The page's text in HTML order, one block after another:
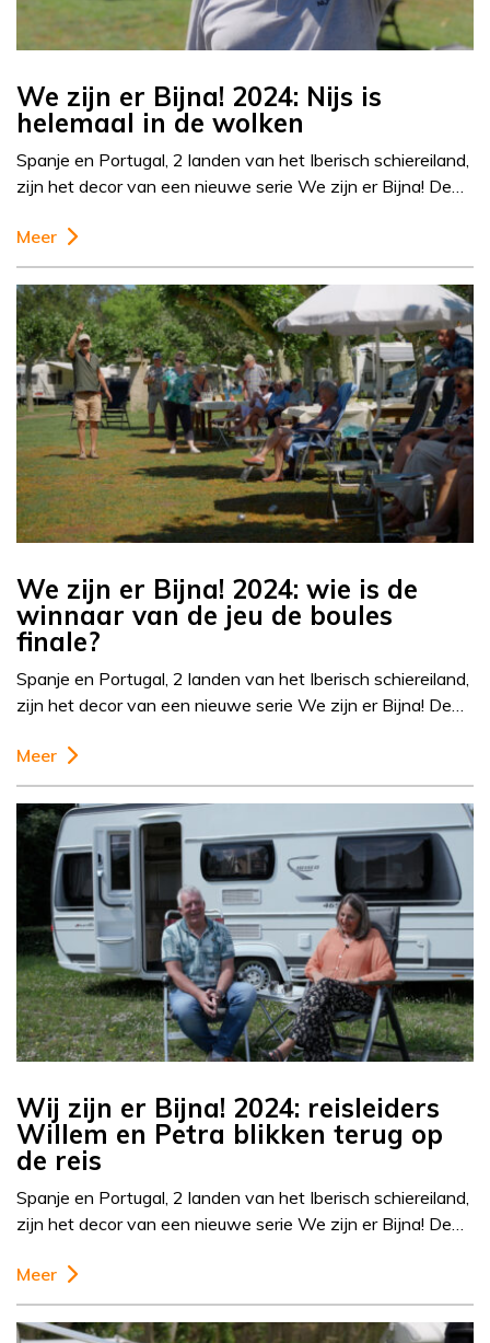
We zijn er Bijna! 2024: Nijs is
helemaal in de wolken
Spanje en Portugal, 2 landen van het Iberisch schiereiland,
zijn het decor van een nieuwe serie We zijn er Bijna! De…
Meer
We zijn er Bijna! 2024: wie is de
winnaar van de jeu de boules
finale?
Spanje en Portugal, 2 landen van het Iberisch schiereiland,
zijn het decor van een nieuwe serie We zijn er Bijna! De…
Meer
Wij zijn er Bijna! 2024: reisleiders
Willem en Petra blikken terug op
de reis
Spanje en Portugal, 2 landen van het Iberisch schiereiland,
zijn het decor van een nieuwe serie We zijn er Bijna! De…
Meer